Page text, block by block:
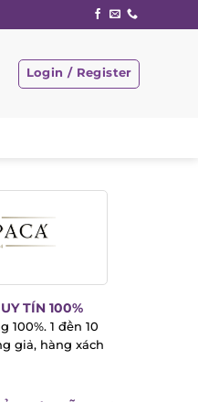
Login / Register
TÍN 100%
100%. 1 đền 10
giả, hàng xách